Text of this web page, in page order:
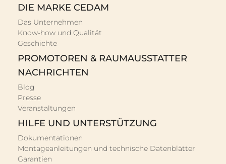
DIE MARKE CEDAM
Das Unternehmen
Know-how und Qualität
Geschichte
PROMOTOREN & RAUMAUSSTATTER
NACHRICHTEN
Blog
Presse
Veranstaltungen
HILFE UND UNTERSTÜTZUNG
Dokumentationen
Montageanleitungen und technische Datenblätter
Garantien